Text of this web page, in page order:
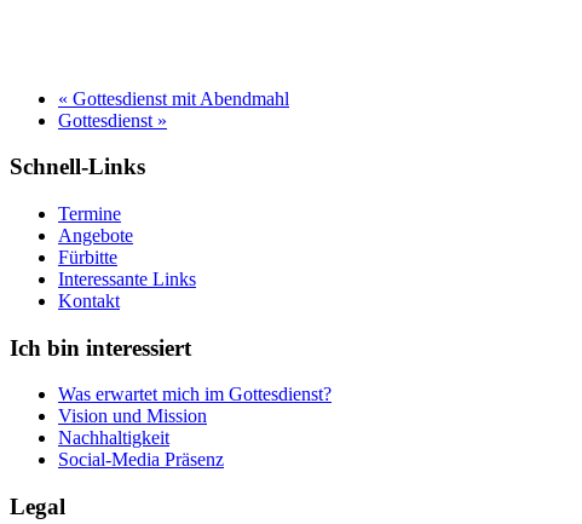
« Gottesdienst mit Abendmahl
Gottesdienst »
Schnell-Links
Termine
Angebote
Fürbitte
Interessante Links
Kontakt
Ich bin interessiert
Was erwartet mich im Gottesdienst?
Vision und Mission
Nachhaltigkeit
Social-Media Präsenz
Legal